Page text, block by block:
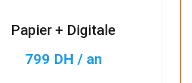
Papier + Digitale
799 DH / an